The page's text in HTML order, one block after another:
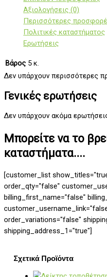
Αξιολογήσεις (0)
Περισσότερες
Πολιτικές καταστήματος
Ερωτήσεις
Βάρος 5 κ.
Δεν υπάρχουν περισσότερες
Γενικές ερωτήσεις
Δεν υπάρχουν ακόμα
Μπορείτε να το
καταστήματα....
[customer_list
order_qty="false"
billing_first_name="false"
order_variations="false"
shipping_address_1="true"]
Σχετικά Προϊόντα